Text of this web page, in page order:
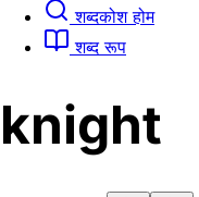
शब्दकोश होम
शब्द रूप
knight